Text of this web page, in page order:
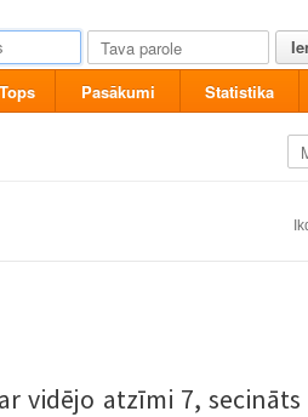
Tops Pasākumi Statistika
vidējo atzīmi 7,